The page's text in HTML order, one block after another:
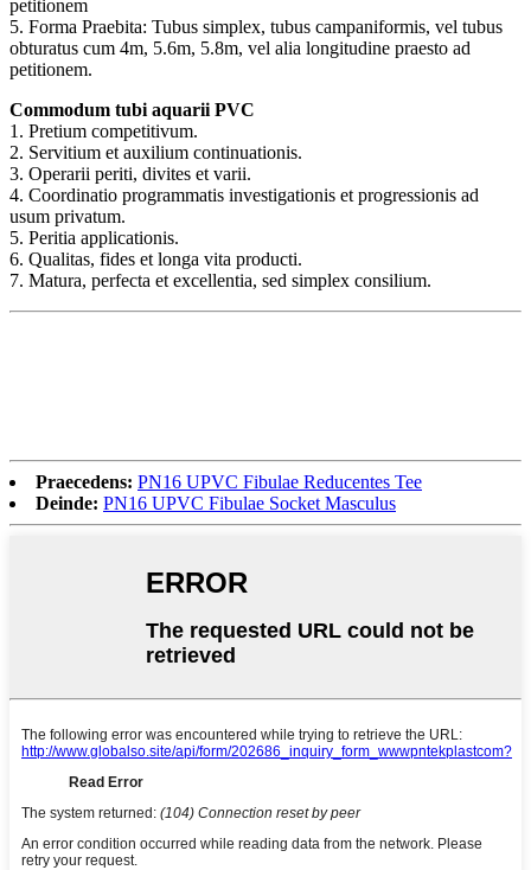
petitionem
5. Forma Praebita: Tubus simplex, tubus campaniformis, vel tubus
obturatus cum 4m, 5.6m, 5.8m, vel alia longitudine praesto ad
petitionem.
Commodum tubi aquarii PVC
1. Pretium competitivum.
2. Servitium et auxilium continuationis.
3. Operarii periti, divites et varii.
4. Coordinatio programmatis investigationis et progressionis ad
usum privatum.
5. Peritia applicationis.
6. Qualitas, fides et longa vita producti.
7. Matura, perfecta et excellentia, sed simplex consilium.
Praecedens: PN16 UPVC Fibulae Reducentes Tee
Deinde: PN16 UPVC Fibulae Socket Masculus